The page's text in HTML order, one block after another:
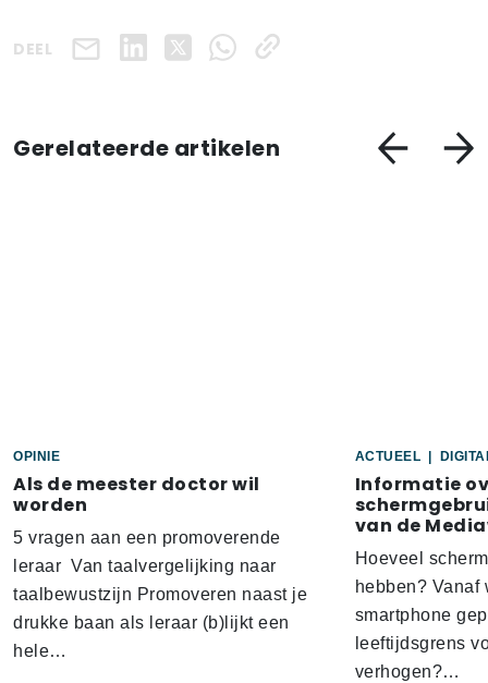
DEEL
Gerelateerde artikelen
OPINIE
Als de meester doctor wil
worden
5 vragen aan een promoverende
leraar Van taalvergelijking naar
taalbewustzijn Promoveren naast je
drukke baan als leraar (b)lijkt een
hele…
ACTUEEL
Informatie
van de
Hoeveel
hebben?
smartphone
leeftijdsgrens
verhogen?…